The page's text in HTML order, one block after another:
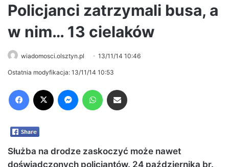
Policjanci zatrzymali busa, a
w nim… 13 cielaków
wiadomosci.olsztyn.pl 13/11/14 10:46
Ostatnia modyfikacja: 13/11/14 10:53
Służba na drodze zaskoczyć może nawet
doświadczonych policjantów. 24 października br.